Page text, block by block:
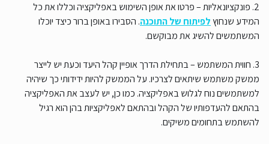
2. פונקציונאליות – פרטו את אופן השימוש באפליקציה וכללו את כל
המידע שנחוץלפיתוח של התוכנה. הסבירו באופן ברור כיצד יוכלו
המשתמשים להשיג את מבוקשם.
3. חווית המשתמש – בתחילת הדרך אופיין קהל היעד וכעת יש לייצר
ממשק משתמש שיתאים לצרכיו. על הממשק להיות ידידותי כך שיהיה
למשתמשים נוח לגלוש באפליקציה. כמו כן, יש לעצב את האפליקציה
בהתאם להעדפותיו של הקהל ובהתאם לאפליקציות בהן הוא רגיל
להשתמש בתחומים משיקים.